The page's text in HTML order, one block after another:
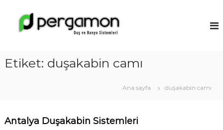
l
a
Etiket: duşakabin camı
Ana sayfa duşakabin camı
Antalya Duşakabin Sistemleri